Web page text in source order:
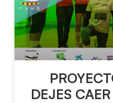
DEJES